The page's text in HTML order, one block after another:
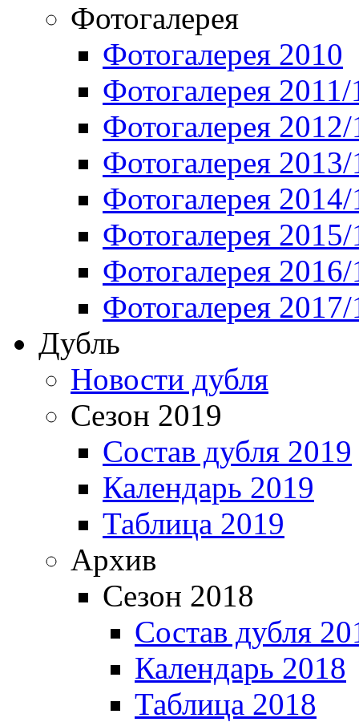
Фотогалерея
Фотогалерея 2010
Фотогалерея 2011/
Фотогалерея
Фотогалерея
Фотогалерея
Фотогалерея
Фотогалерея
Фотогалерея
Дубль
Новости дубля
Сезон 2019
Состав дубля 2019
Календарь 2019
Таблица 2019
Архив
Сезон 2018
Состав дубля
Календарь 2018
Таблица 2018